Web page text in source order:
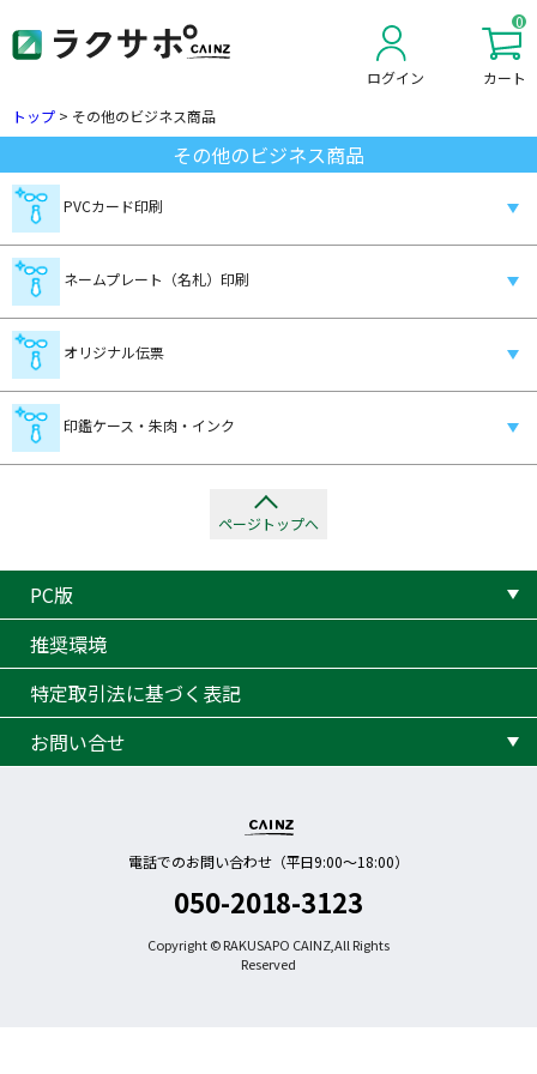
ログイン
0
カート
トップ > その他のビジネス商品
その他のビジネス商品
PVCカード印刷
ネームプレート（名札）印刷
オリジナル伝票
印鑑ケース・朱肉・インク
ページトップへ
PC版
推奨環境
特定取引法に基づく表記
お問い合せ
電話でのお問い合わせ（平日9:00〜18:00）
050-2018-3123
Copyright © RAKUSAPO CAINZ,All Rights
Reserved